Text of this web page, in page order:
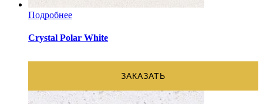
Подробнее
Crystal Polar White
ЗАКАЗАТЬ